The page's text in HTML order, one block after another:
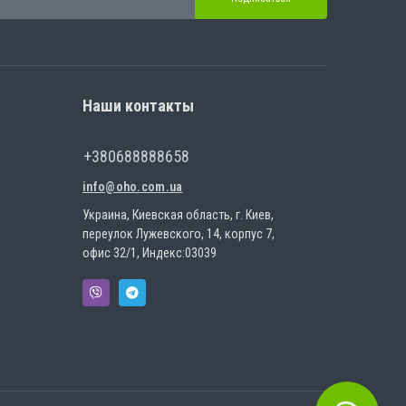
Наши контакты
+380688888658
info@oho.com.ua
Украина, Киевская область, г. Киев,
переулок Лужевского, 14, корпус 7,
офис 32/1, Индекс:03039